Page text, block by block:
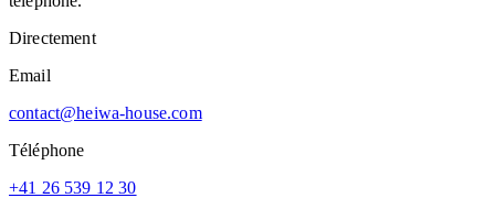
Directement
Email
contact@heiwa-house.com
Téléphone
+41 26 539 12 30